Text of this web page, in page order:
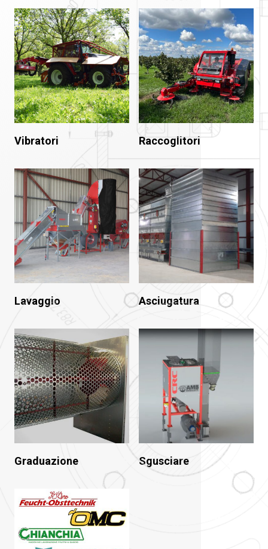
Vibratori Raccoglitori
Lavaggio Asciugatura
Graduazione Sgusciare